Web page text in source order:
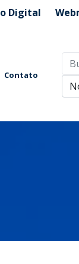
Digital
Contato